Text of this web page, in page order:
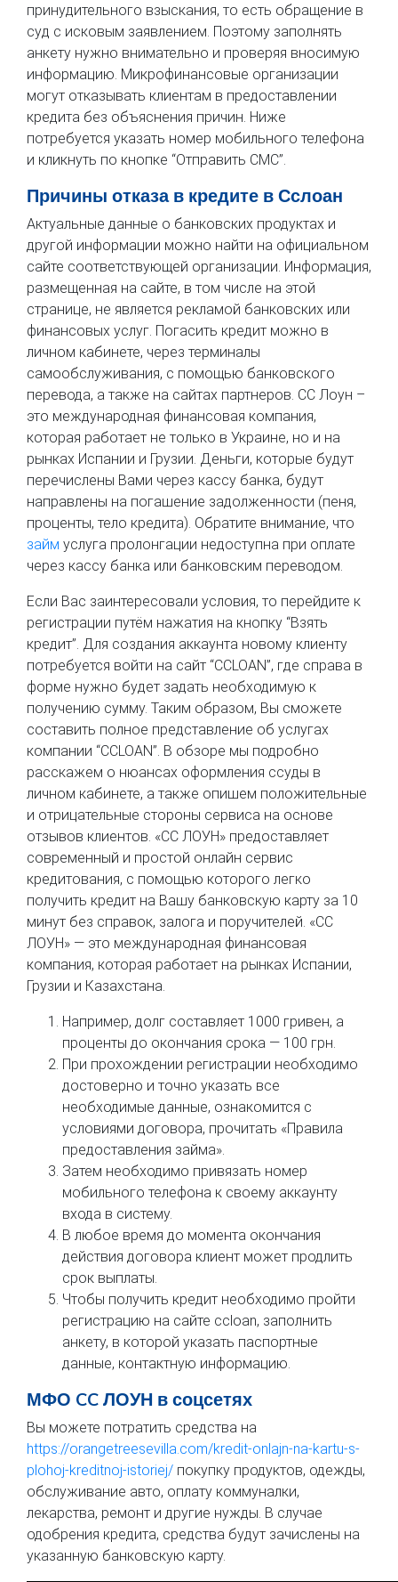
принудительного взыскания, то есть обращение в
суд с исковым заявлением. Поэтому заполнять
анкету нужно внимательно и проверяя вносимую
информацию. Микрофинансовые организации
могут отказывать клиентам в предоставлении
кредита без объяснения причин. Ниже
потребуется указать номер мобильного телефона
и кликнуть по кнопке “Отправить СМС”.
Причины отказа в кредите в Сслоан
Актуальные данные о банковских продуктах и
другой информации можно найти на официальном
сайте соответствующей организации. Информация,
размещенная на сайте, в том числе на этой
странице, не является рекламой банковских или
финансовых услуг. Погасить кредит можно в
личном кабинете, через терминалы
самообслуживания, с помощью банковского
перевода, а также на сайтах партнеров. CC Лоун –
это международная финансовая компания,
которая работает не только в Украине, но и на
рынках Испании и Грузии. Деньги, которые будут
перечислены Вами через кассу банка, будут
направлены на погашение задолженности (пеня,
проценты, тело кредита). Обратите внимание, что
займ услуга пролонгации недоступна при оплате
через кассу банка или банковским переводом.
Если Вас заинтересовали условия, то перейдите к
регистрации путём нажатия на кнопку “Взять
кредит”. Для создания аккаунта новому клиенту
потребуется войти на сайт “CCLOAN”, где справа в
форме нужно будет задать необходимую к
получению сумму. Таким образом, Вы сможете
составить полное представление об услугах
компании “CCLOAN”. В обзоре мы подробно
расскажем о нюансах оформления ссуды в
личном кабинете, а также опишем положительные
и отрицательные стороны сервиса на основе
отзывов клиентов. «CC ЛОУН» предоставляет
современный и простой онлайн сервис
кредитования, с помощью которого легко
получить кредит на Вашу банковскую карту за 10
минут без справок, залога и поручителей. «CC
ЛОУН» — это международная финансовая
компания, которая работает на рынках Испании,
Грузии и Казахстана.
Например, долг составляет 1000 гривен, а
проценты до окончания срока — 100 грн.
При прохождении регистрации необходимо
достоверно и точно указать все
необходимые данные, ознакомится с
условиями договора, прочитать «Правила
предоставления займа».
Затем необходимо привязать номер
мобильного телефона к своему аккаунту
входа в систему.
В любое время до момента окончания
действия договора клиент может продлить
срок выплаты.
Чтобы получить кредит необходимо пройти
регистрацию на сайте ccloan, заполнить
анкету, в которой указать паспортные
данные, контактную информацию.
МФО CC ЛОУН в соцсетях
Вы можете потратить средства на
https://orangetreesevilla.com/kredit-onlajn-na-kartu-s-
plohoj-kreditnoj-istoriej/ покупку продуктов, одежды,
обслуживание авто, оплату коммуналки,
лекарства, ремонт и другие нужды. В случае
одобрения кредита, средства будут зачислены на
указанную банковскую карту.